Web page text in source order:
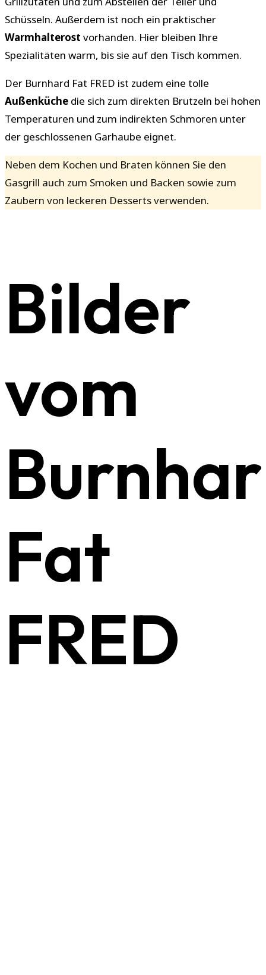
Schüsseln. Außerdem ist noch ein praktischer
Warmhalterost vorhanden. Hier bleiben Ihre
Spezialitäten warm, bis sie auf den Tisch kommen.
Der Burnhard Fat FRED ist zudem eine tolle
Außenküche die sich zum direkten Brutzeln bei hohen
Temperaturen und zum indirekten Schmoren unter
der geschlossenen Garhaube eignet.
Neben dem Kochen und Braten können Sie den
Gasgrill auch zum Smoken und Backen sowie zum
Zaubern von leckeren Desserts verwenden.
Bilder
vom
Fat
FRED